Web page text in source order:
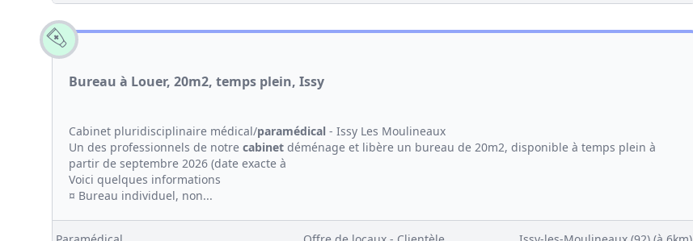
Bureau à Louer, 20m2, temps plein, Issy
Cabinet pluridisciplinaire médical/paramédical - Issy Les Moulineaux
Un des professionnels de notre cabinet déménage et libère un bureau de 20m2, disponible à temps plein à
partir de septembre 2026 (date exacte à
Voici quelques informations
¤ Bureau individuel, non...